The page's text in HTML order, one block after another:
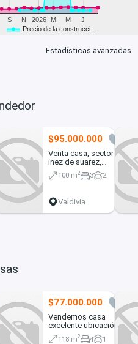
Precio de la construcci…
2026
S N M M J
Estadísticas avanzadas
3
DON
$95.000.000
1
Venta casa, sector
inez de suarez,
valdivia
100 m2 3 2
Valdivia
0
$77.000.000
20
Vendemos casa
excelente ubicación
118 m2 4 1